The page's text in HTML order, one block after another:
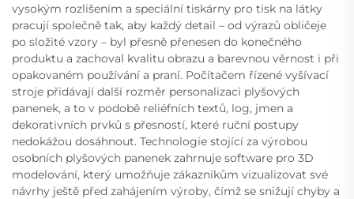
vysokým rozlišením a speciální tiskárny pro tisk na látky
pracují společně tak, aby každý detail – od výrazů obličeje
po složité vzory – byl přesně přenesen do konečného
produktu a zachoval kvalitu obrazu a barevnou věrnost i při
opakovaném používání a praní. Počítačem řízené vyšívací
stroje přidávají další rozměr personalizaci plyšových
panenek, a to v podobě reliéfních textů, log, jmen a
dekorativních prvků s přesností, které ruční postupy
nedokážou dosáhnout. Technologie stojící za výrobou
osobních plyšových panenek zahrnuje software pro 3D
modelování, který umožňuje zákazníkům vizualizovat své
návrhy ještě před zahájením výroby, čímž se snižují chyby a